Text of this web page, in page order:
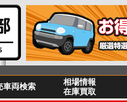
車両検索
相場情報
在庫買取